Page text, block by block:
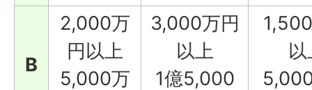
B
2,000万
円以上
5,000万
3,000万円
以上
1億5,000
以